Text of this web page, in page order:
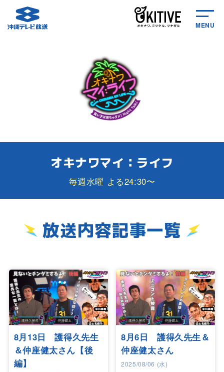
MENU
オキナワマイ：ライフ
毎週水曜 よる24:30〜
放送内容記事一覧
8月13日 護得久先生
＆仲座健太さん【後
編】
8月6日 護得久先生＆
仲座健太さん
2025/08/06 (水)